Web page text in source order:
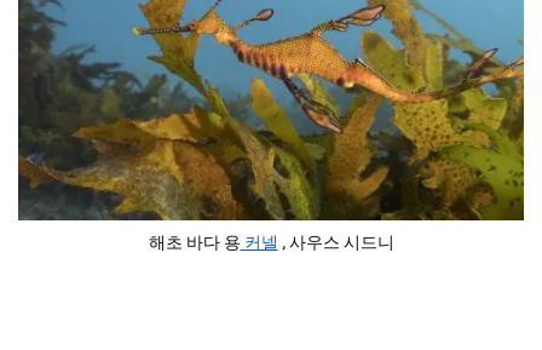
해초 바다 용 커넬 , 사우스 시드니